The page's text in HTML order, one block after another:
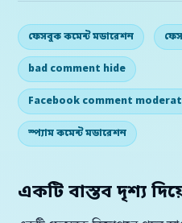
ফেসবুক কমেন্ট মডারেশন
bad comment hide
Facebook comment
স্প্যাম কমেন্ট মডারেশন
একটি বাস্তব দৃশ্য